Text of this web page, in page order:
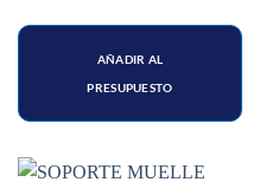
AÑADIR AL
PRESUPUESTO